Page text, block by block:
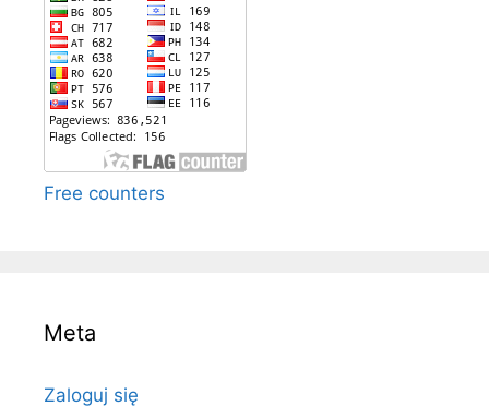
Free counters
Meta
Zaloguj się